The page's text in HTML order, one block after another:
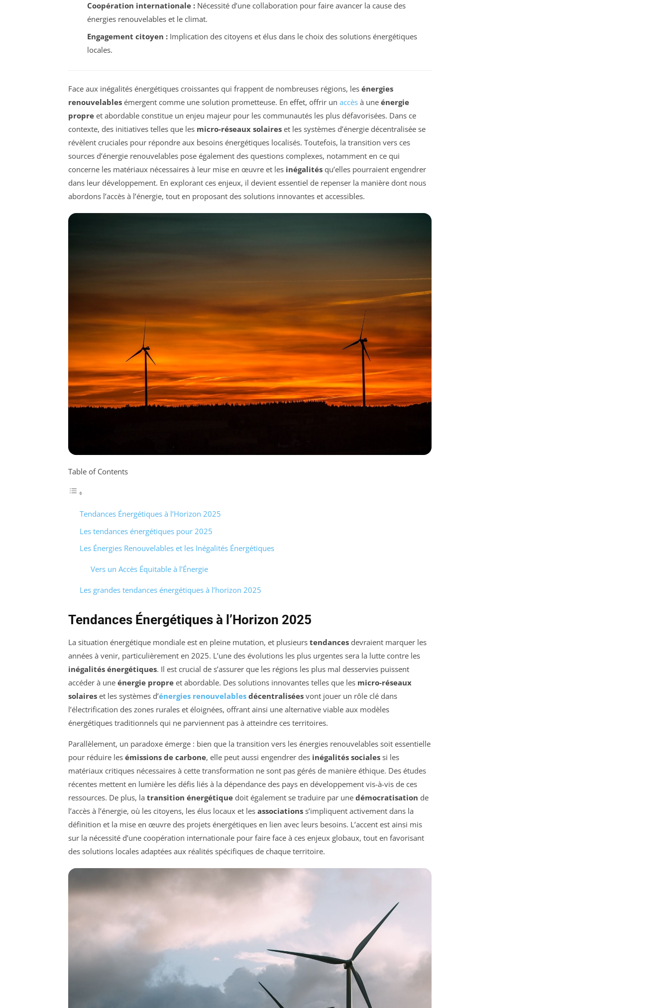
Coopération internationale :Nécessité d’une collaboration pour faire avancer la cause des
énergies renouvelables et le climat.
Engagement citoyen :Implication des citoyens et élus dans le choix des solutions énergétiques
locales.
Face aux inégalités énergétiques croissantes qui frappent de nombreuses régions, les énergies
renouvelables émergent comme une solution prometteuse. En effet, offrir un accès à une énergie
propre et abordable constitue un enjeu majeur pour les communautés les plus défavorisées. Dans ce
contexte, des initiatives telles que les micro-réseaux solaires et les systèmes d’énergie décentralisée se
révèlent cruciales pour répondre aux besoins énergétiques localisés. Toutefois, la transition vers ces
sources d’énergie renouvelables pose également des questions complexes, notamment en ce qui
concerne les matériaux nécessaires à leur mise en œuvre et les inégalités qu’elles pourraient engendrer
dans leur développement. En explorant ces enjeux, il devient essentiel de repenser la manière dont nous
abordons l’accès à l’énergie, tout en proposant des solutions innovantes et accessibles.
Table of Contents
Tendances Énergétiques à l’Horizon 2025
Les tendances énergétiques pour 2025
Les Énergies Renouvelables et les Inégalités Énergétiques
Vers un Accès Équitable à l’Énergie
Les grandes tendances énergétiques à l’horizon 2025
Tendances Énergétiques à l’Horizon 2025
La situation énergétique mondiale est en pleine mutation, et plusieurs tendances devraient marquer les
années à venir, particulièrement en 2025. L’une des évolutions les plus urgentes sera la lutte contre les
inégalités énergétiques. Il est crucial de s’assurer que les régions les plus mal desservies puissent
accéder à une énergie propre et abordable. Des solutions innovantes telles que les micro-réseaux
solaires et les systèmes d’énergies renouvelables décentralisées vont jouer un rôle clé dans
l’électrification des zones rurales et éloignées, offrant ainsi une alternative viable aux modèles
énergétiques traditionnels qui ne parviennent pas à atteindre ces territoires.
Parallèlement, un paradoxe émerge : bien que la transition vers les énergies renouvelables soit essentielle
pour réduire les émissions de carbone, elle peut aussi engendrer des inégalités sociales si les
matériaux critiques nécessaires à cette transformation ne sont pas gérés de manière éthique. Des études
récentes mettent en lumière les défis liés à la dépendance des pays en développement vis-à-vis de ces
ressources. De plus, la transition énergétique doit également se traduire par une démocratisation de
l’accès à l’énergie, où les citoyens, les élus locaux et les associations s’impliquent activement dans la
définition et la mise en œuvre des projets énergétiques en lien avec leurs besoins. L’accent est ainsi mis
sur la nécessité d’une coopération internationale pour faire face à ces enjeux globaux, tout en favorisant
des solutions locales adaptées aux réalités spécifiques de chaque territoire.